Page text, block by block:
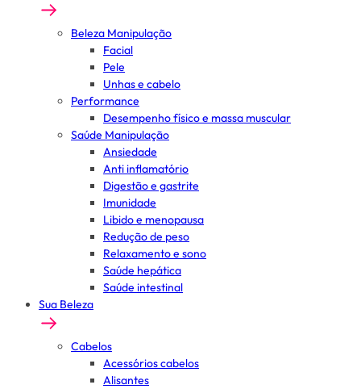
Beleza Manipulação
Facial
Pele
Unhas e cabelo
Performance
Desempenho físico e massa muscular
Saúde Manipulação
Ansiedade
Anti inflamatório
Digestão e gastrite
Imunidade
Libido e menopausa
Redução de peso
Relaxamento e sono
Saúde hepática
Saúde intestinal
Sua Beleza
Cabelos
Acessórios cabelos
Alisantes